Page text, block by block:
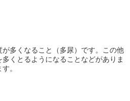
多くなること（多尿）です。この他
くとるようになることなどがありま
。